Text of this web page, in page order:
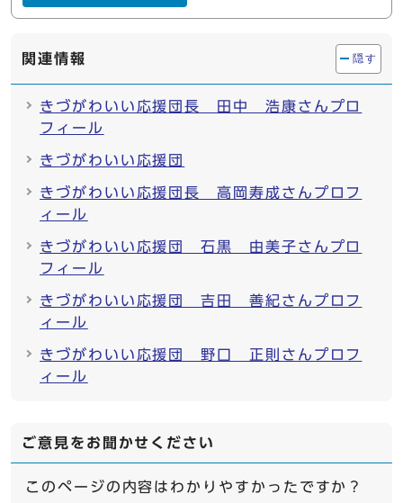
関連情報 隠す
きづがわいい応援団長 田中 浩康さんプロ
フィール
きづがわいい応援団
きづがわいい応援団長 高岡寿成さんプロフ
ィール
きづがわいい応援団 石黒 由美子さんプロ
フィール
きづがわいい応援団 吉田 善紀さんプロフ
ィール
きづがわいい応援団 野口 正則さんプロフ
ィール
ご意見をお聞かせください
このページの内容はわかりやすかったですか？